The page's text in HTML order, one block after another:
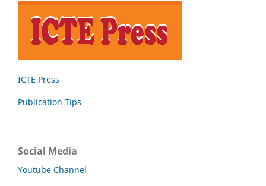
ICTE Press
Publication Tips
Social Media
Youtube Channel